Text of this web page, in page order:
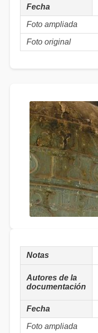
Fecha
Foto ampliada
Foto original
Notas
Autores de la
documentación
Fecha
Foto ampliada